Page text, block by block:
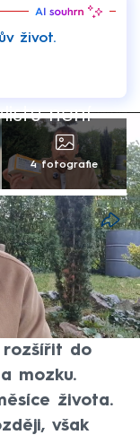
život.
není
4 fotografie
–
– vyslechl
ve čtvrtém
do
mozku.
života.
však